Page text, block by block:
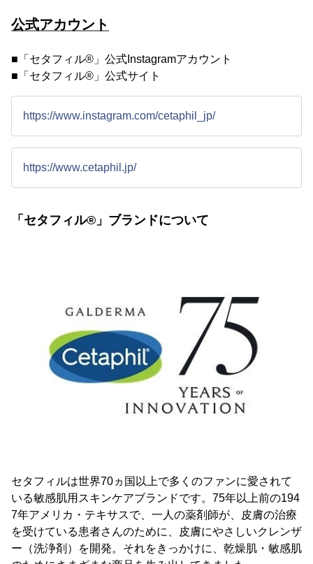
公式アカウント
■「セタフィル®」公式Instagramアカウント
■「セタフィル®」公式サイト
https://www.instagram.com/cetaphil_jp/
https://www.cetaphil.jp/
「セタフィル®」ブランドについて
セタフィルは世界70ヵ国以上で多くのファンに愛されて
いる敏感肌用スキンケアブランドです。75年以上前の194
7年アメリカ・テキサスで、一人の薬剤師が、皮膚の治療
を受けている患者さんのために、皮膚にやさしいクレンザ
ー（洗浄剤）を開発。それをきっかけに、乾燥肌・敏感肌